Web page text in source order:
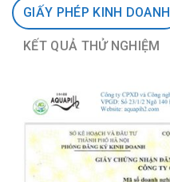
GIẤY PHÉP KINH DOANH
KẾT QUẢ THỬ NGHIỆM